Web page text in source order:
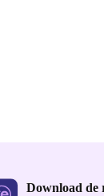
Download de